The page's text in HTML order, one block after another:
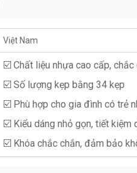
Việt Nam
☑️ Chất liệu nhựa cao cấp,
☑️ Số lượng kẹp bằng 34 kẹp
☑️ Phù hợp cho gia đình có trẻ
☑️ Kiểu dáng nhỏ gọn, tiết kiệm
☑️ Khóa chắc chắn, đảm bảo